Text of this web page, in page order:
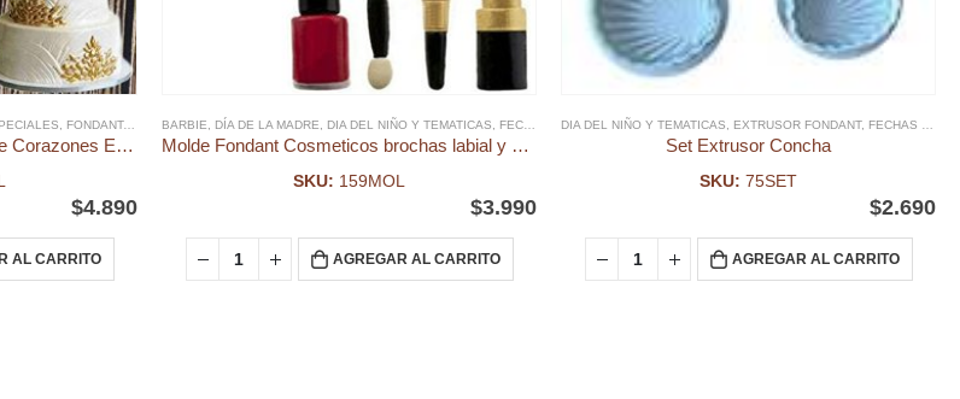
,GALLETA,SUPER HEROES, AUTOS Y DINOSAURIOS
FONDANT, MOLDE FONDANT ,MOLDES SILICONA, ACRILICO Y PLÁSTICO DIA DE LA MADRE
Molde Fondant joyas Diamante Corazones Estrellas
$4.890
AL CARRITO
BARBIE DÍA DE LA MADRE DIA DEL NIÑO Y TEMATICAS FECHAS ESPECIALES ,FONDANT,MOLDE FONDANT ,MOLDES SILICONA,
Molde Fondant Cosmeticos brochas labial y pinta uñas
SKU: 159MOL
$3.990
AGREGAR AL CARRITO
DIA DEL NIÑO Y TEMATICAS EXTRUSOR FONDANT, FECHAS ESPECIALES
Set Extrusor Concha
SKU: 75SET
$2.690
AGREGAR AL CARRITO